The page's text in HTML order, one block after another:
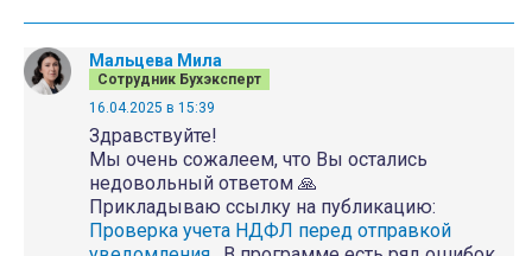
Мальцева Мила
Сотрудник Бухэксперт
16.04.2025 в 15:39
Здравствуйте!
Мы очень сожалеем, что Вы остались
недовольный ответом 🙏
Прикладываю ссылку на публикацию:
Проверка учета НДФЛ перед отправкой